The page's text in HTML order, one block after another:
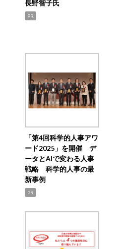
長野智子氏
PR
「第4回科学的人事アワ
ード2025」を開催 デ
ータとAIで変わる人事
戦略 科学的人事の最
新事例
PR